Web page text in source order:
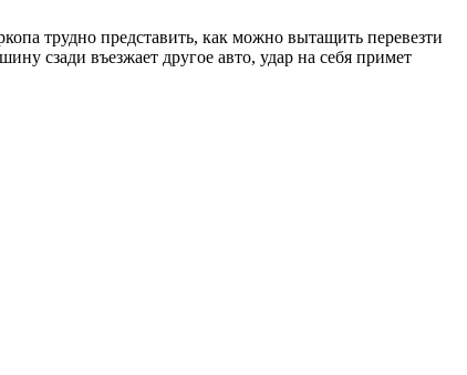
трудно представить, как можно вытащить перевезти
сзади въезжает другое авто, удар на себя примет